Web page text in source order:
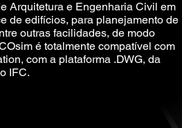
Arquitetura e Engenharia Civil em
de edifícios, para planejamento de
outras facilidades, de modo
é totalmente compatível com
com a plataforma .DWG, da
IFC.